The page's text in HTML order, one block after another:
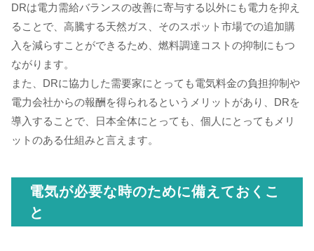
DRは電力需給バランスの改善に寄与する以外にも電力を抑え
ることで、高騰する天然ガス、そのスポット市場での追加購
入を減らすことができるため、燃料調達コストの抑制にもつ
ながります。
また、DRに協力した需要家にとっても電気料金の負担抑制や
電力会社からの報酬を得られるというメリットがあり、DRを
導入することで、日本全体にとっても、個人にとってもメリ
ットのある仕組みと言えます。
電気が必要な時のために備えておくこ
と